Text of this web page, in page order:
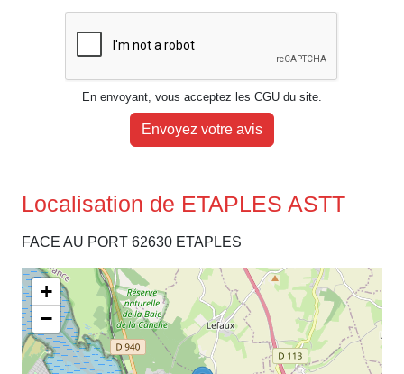
En envoyant, vous acceptez les CGU du site.
Envoyez votre avis
Localisation de ETAPLES ASTT
FACE AU PORT 62630 ETAPLES
+
−